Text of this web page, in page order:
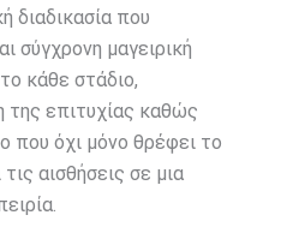
διαδικασία που
σύγχρονη μαγειρική
κάθε στάδιο,
της επιτυχίας καθώς
που όχι μόνο θρέφει το
αισθήσεις σε μια